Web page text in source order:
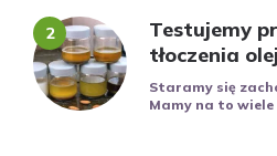
Testujemy
tłoczenia
Staramy się
Mamy na to wiele